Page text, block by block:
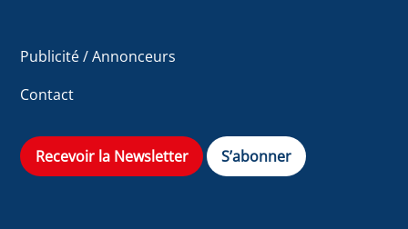
Publicité / Annonceurs
Contact
Recevoir la Newsletter S’abonner